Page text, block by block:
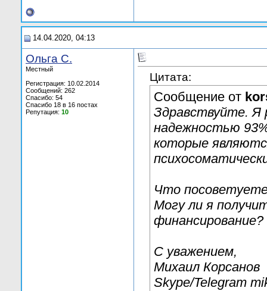
14.04.2020, 04:13
Ольга С.
Местный
Регистрация: 10.02.2014
Сообщений: 262
Спасибо: 54
Спасибо 18 в 16 постах
Репутация: 10
Цитата:
Сообщение от
Здравствуйте. Я
надежностью
которые
Что
Могу ли я
финансирование?
С уважением,
Михаил Корсанов
Skype/Telegram